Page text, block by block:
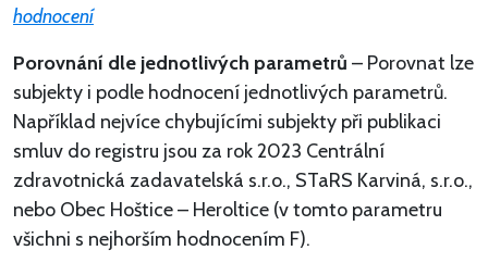
hodnocení
Porovnání dle jednotlivých parametrů – Porovnat lze
subjekty i podle hodnocení jednotlivých parametrů.
Například nejvíce chybujícími subjekty při publikaci
smluv do registru jsou za rok 2023 Centrální
zdravotnická zadavatelská s.r.o., STaRS Karviná, s.r.o.,
nebo Obec Hoštice – Heroltice (v tomto parametru
všichni s nejhorším hodnocením F).